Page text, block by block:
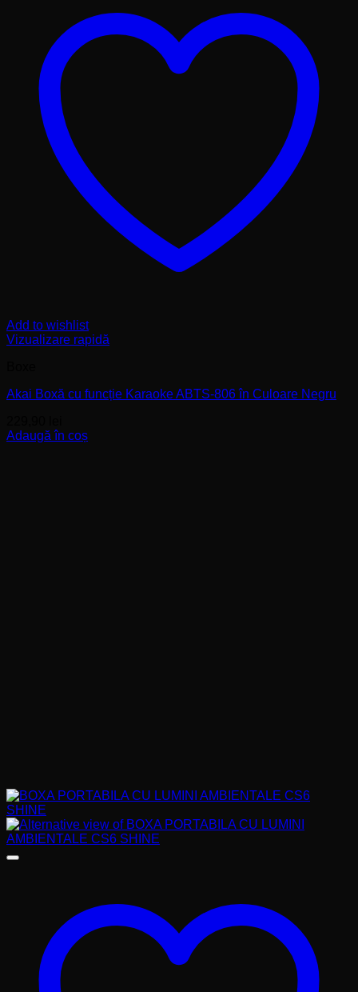
Add to wishlist
Vizualizare rapidă
Akai Boxă cu funcție Karaoke ABTS-806 în Culoare Negru
Adaugă în coș